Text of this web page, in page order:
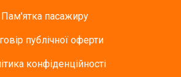
Пам'ятка пасажиру
публічної оферти
конфіденційності